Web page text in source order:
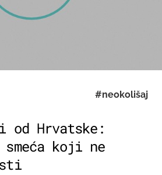
#neokolišaj
od Hrvatske:
smeća koji ne